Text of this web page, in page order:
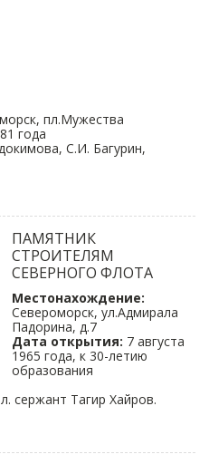
пл.Мужества
года
С.И. Багурин,
ПАМЯТНИК
СТРОИТЕЛЯМ
СЕВЕРНОГО ФЛОТА
Местонахождение:
Североморск, ул.Адмирала
Падорина, д.7
Дата открытия: 7 августа
1965 года, к 30-летию
образования
сержант Тагир Хайров.